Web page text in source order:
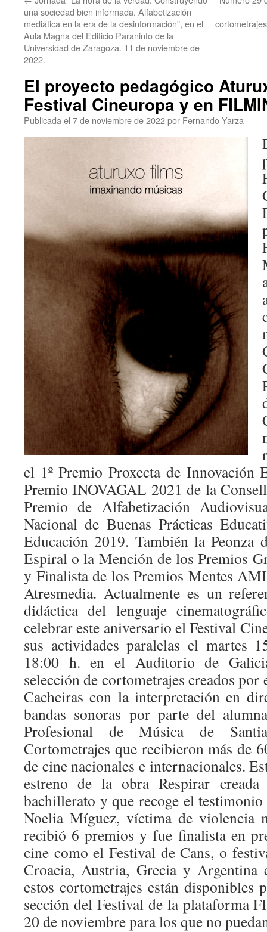
una sociedad bien informada. Alfabetización
mediática en la era de la desinformación”, en el
Aula Magna del Edificio Paraninfo de la
Universidad de Zaragoza. 11 de noviembre de
2022.
El proyecto pedagógico
Festival Cineuropa y en
Publicada el 7 de noviembre de 2022por Fernando Yarza
el 1º Premio Proxecta de Innovación
Premio INOVAGAL 2021 de la
Premio de Alfabetización
Nacional de Buenas Prácticas
Educación 2019. También la Peonza
Espiral o la Mención de los Premios
y Finalista de los Premios Mentes
Atresmedia. Actualmente es un
didáctica del lenguaje
celebrar este aniversario el Festival
sus actividades paralelas el martes
18:00 h. en el Auditorio de
selección de cortometrajes creados
Cacheiras con la interpretación en
bandas sonoras por parte del
Profesional de Música de
Cortometrajes que recibieron más de
de cine nacionales e internacionales.
estreno de la obra Respirar
bachillerato y que recoge el
Noelia Míguez, víctima de violencia
recibió 6 premios y fue finalista en
cine como el Festival de Cans, o
Croacia, Austria, Grecia y Argentina
estos cortometrajes están disponibles
sección del Festival de la plataforma
20 de noviembre para los que no